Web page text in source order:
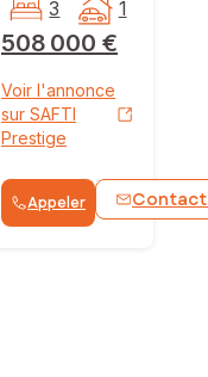
WhatsApp
508 000 €
3 1
Voir l'annonce
sur SAFTI
Prestige
Appeler